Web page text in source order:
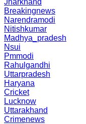
Jharkhand
Breakingnews
Narendramodi
Nitishkumar
Madhya_pradesh
Nsui
Pmmodi
Rahulgandhi
Uttarpradesh
Haryana
Cricket
Lucknow
Uttarakhand
Crimenews